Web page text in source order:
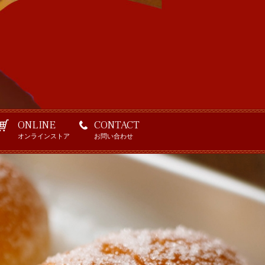
ONLINE
オンラインストア
CONTACT
お問い合わせ